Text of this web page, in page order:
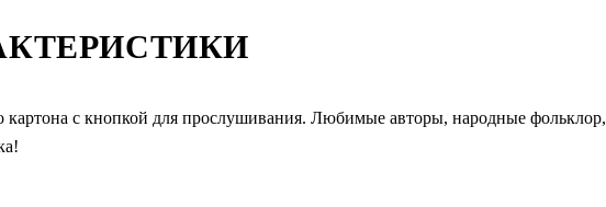
картона с кнопкой для прослушивания. Любимые авторы, народные фольклор,